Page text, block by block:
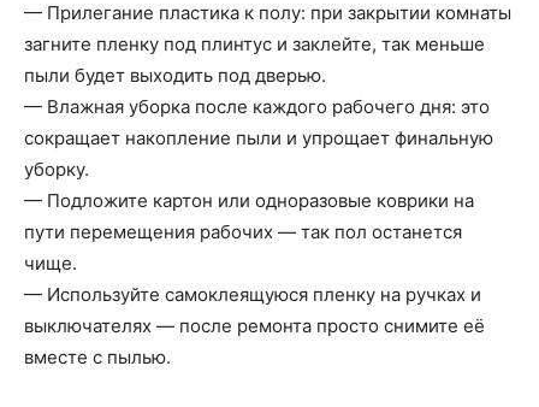
— Прилегание пластика к полу: при закрытии комнаты
загните пленку под плинтус и заклейте, так меньше
пыли будет выходить под дверью.
— Влажная уборка после каждого рабочего дня: это
сокращает накопление пыли и упрощает финальную
уборку.
— Подложите картон или одноразовые коврики на
пути перемещения рабочих — так пол останется
чище.
— Используйте самоклеящуюся пленку на ручках и
выключателях — после ремонта просто снимите её
вместе с пылью.